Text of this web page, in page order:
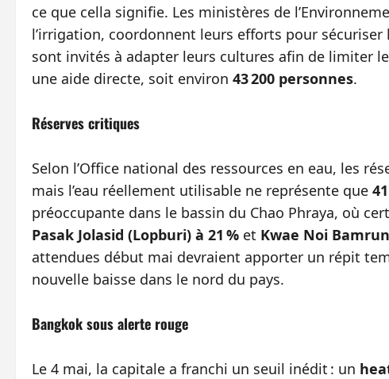
ce que cella signifie. Les ministères de
l’irrigation, coordonnent leurs efforts pour sécuriser
sont invités à adapter leurs cultures afin de limiter
une aide directe, soit environ 43 200 personnes.
Réserves critiques
Selon l’Office national des ressources en eau, les
mais l’eau réellement utilisable ne représente que
préoccupante dans le bassin du Chao Phraya, où
Pasak Jolasid (Lopburi) à 21 % et Kwae Noi
attendues début mai devraient apporter un répit
nouvelle baisse dans le nord du pays.
Bangkok sous alerte rouge
Le 4 mai, la capitale a franchi un seuil inédit : un